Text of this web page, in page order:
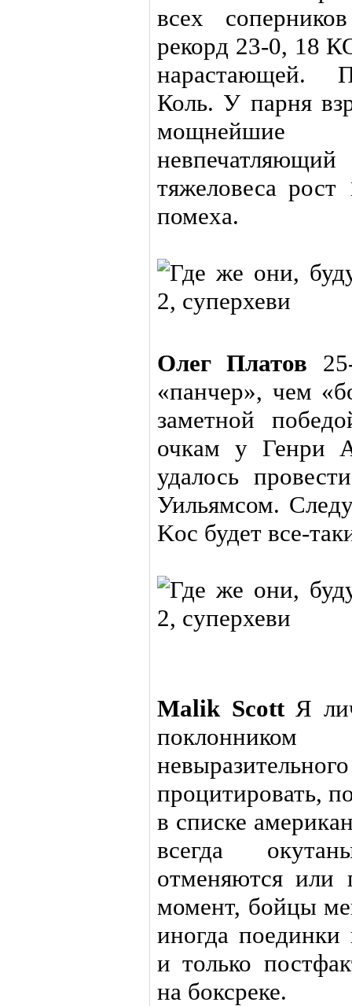
всех
рекорд 23-0, 18
нарастающей.
Коль. У парня
тяжеловеса
помеха.
Олег Платов
«панчер», чем
заметной
очкам у Генри
удалось
Уильямсом.
Koc будет все-
Malik ScottЯ
процитировать,
в списке
всегда
отменяются или
момент, бойцы
иногда
и только
на боксреке.